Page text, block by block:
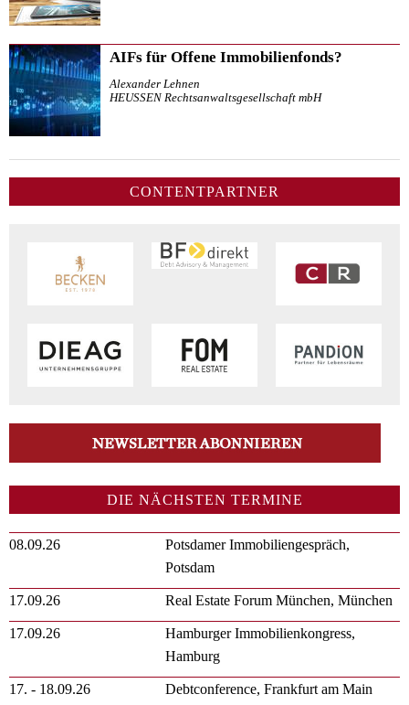
AIFs für Offene Immobilienfonds?
Alexander Lehnen
HEUSSEN Rechtsanwaltsgesellschaft mbH
CONTENTPARTNER
DIE NÄCHSTEN TERMINE
08.09.26
Potsdamer Immobiliengespräch,
Potsdam
17.09.26 Real Estate Forum München, München
17.09.26
Hamburger Immobilienkongress,
Hamburg
17. - 18.09.26 Debtconference, Frankfurt am Main